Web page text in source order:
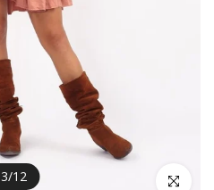
3/12 clicca per